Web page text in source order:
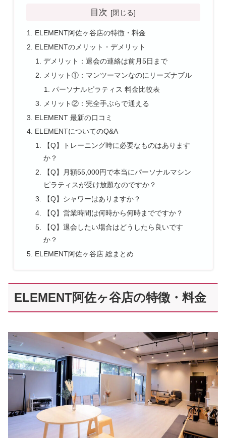
目次
ELEMENT阿佐ヶ谷店の特徴・料金
ELEMENTのメリット・デメリット
デメリット：退会の連絡は前月5日まで
メリット①：マンツーマンなのにリーズナブル
パーソナルピラティス 料金比較表
メリット②：完全手ぶらで通える
ELEMENT 最新の口コミ
ELEMENTについてのQ&A
【Q】トレーニング時に必要なものはあります
か？
【Q】月額55,000円で本当にパーソナルマシン
ピラティスが受け放題なのですか？
【Q】シャワーはありますか？
【Q】営業時間は何時から何時までですか？
【Q】退会したい場合はどうしたら良いです
か？
ELEMENT阿佐ヶ谷店 総まとめ
ELEMENT阿佐ヶ谷店の特徴・料金